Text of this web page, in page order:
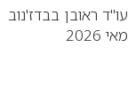
ראובן בבדז'נוב
2026